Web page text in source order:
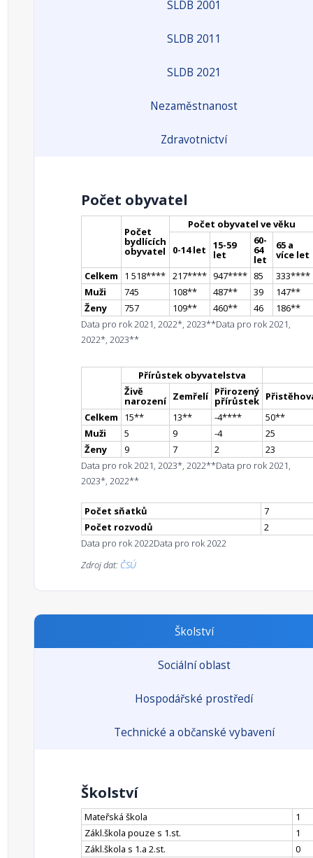
SLDB 2001
SLDB 2011
SLDB 2021
Nezaměstnanost
Zdravotnictví
Počet obyvatel
Počet
bydlících
obyvatel
Počet obyvatel ve věku
0-14 let 15-59
let
60-
64
let
65 a
více let
Celkem
1 518**** 217**** 947**** 85 333****
Muži
745 108** 487** 39 147**
Ženy
757 109** 460** 46 186**
Data pro rok 2021, 2022*, 2023**Data pro rok 2021,
2022*, 2023**
Přírůstek obyvatelstva
Živě
narození Zemřelí Přirozený
přírůstek
Celkem
15** 13** -4**** 50**
Muži
5 9 -4
25
Ženy
9 7 2
23
Data pro rok 2021, 2023*, 2022**Data pro rok 2021,
2023*, 2022**
Počet sňatků
7
Počet rozvodů
2
Data pro rok 2022Data pro rok 2022
Zdroj dat: ČSÚ
Školství
Sociální oblast
Hospodářské prostředí
Technické a občanské vybavení
Školství
Mateřská škola
1
Zákl.škola pouze s 1.st.
1
Zákl.škola s 1.a 2.st.
0